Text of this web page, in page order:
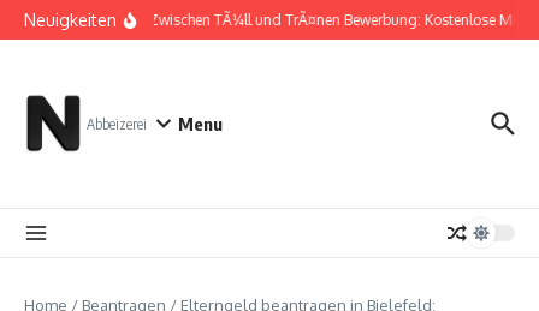
Zum Inhalt springen
Neuigkeiten Zwischen TÃ¼ll und TrÃ¤nen Bewerbung: Kostenlose
Abbeizerei Menu
Home / Beantragen / Elterngeld beantragen in Bielefeld: